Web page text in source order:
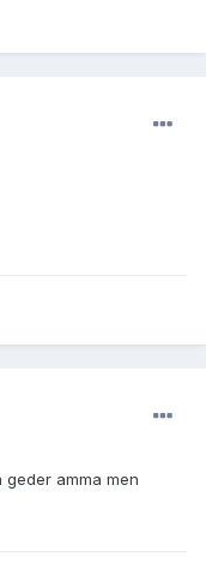
amma men